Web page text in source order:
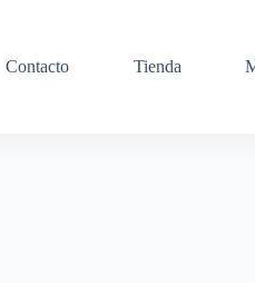
Contacto Tienda